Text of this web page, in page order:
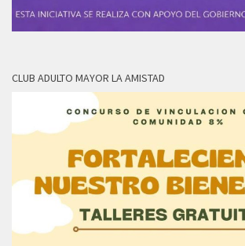
CLUB ADULTO MAYOR LA AMISTAD